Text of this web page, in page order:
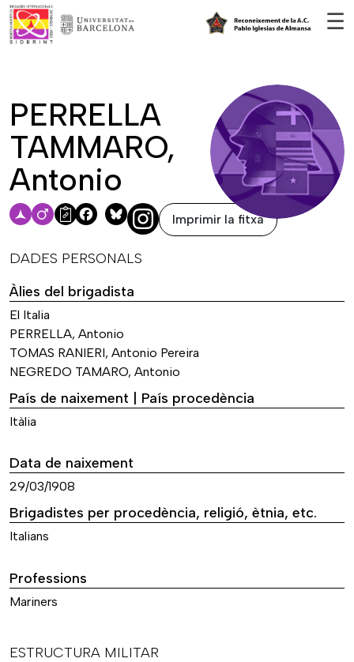
☰
PERRELLA
TAMMARO,
Antonio
Facebook
Bluesky Imprimir la fitxa
DADES PERSONALS
Àlies del brigadista
El Italia
PERRELLA, Antonio
TOMAS RANIERI, Antonio Pereira
NEGREDO TAMARO, Antonio
País de naixement | País procedència
Itàlia
Data de naixement
29/03/1908
Brigadistes per procedència, religió, ètnia, etc.
Italians
Professions
Mariners
ESTRUCTURA MILITAR